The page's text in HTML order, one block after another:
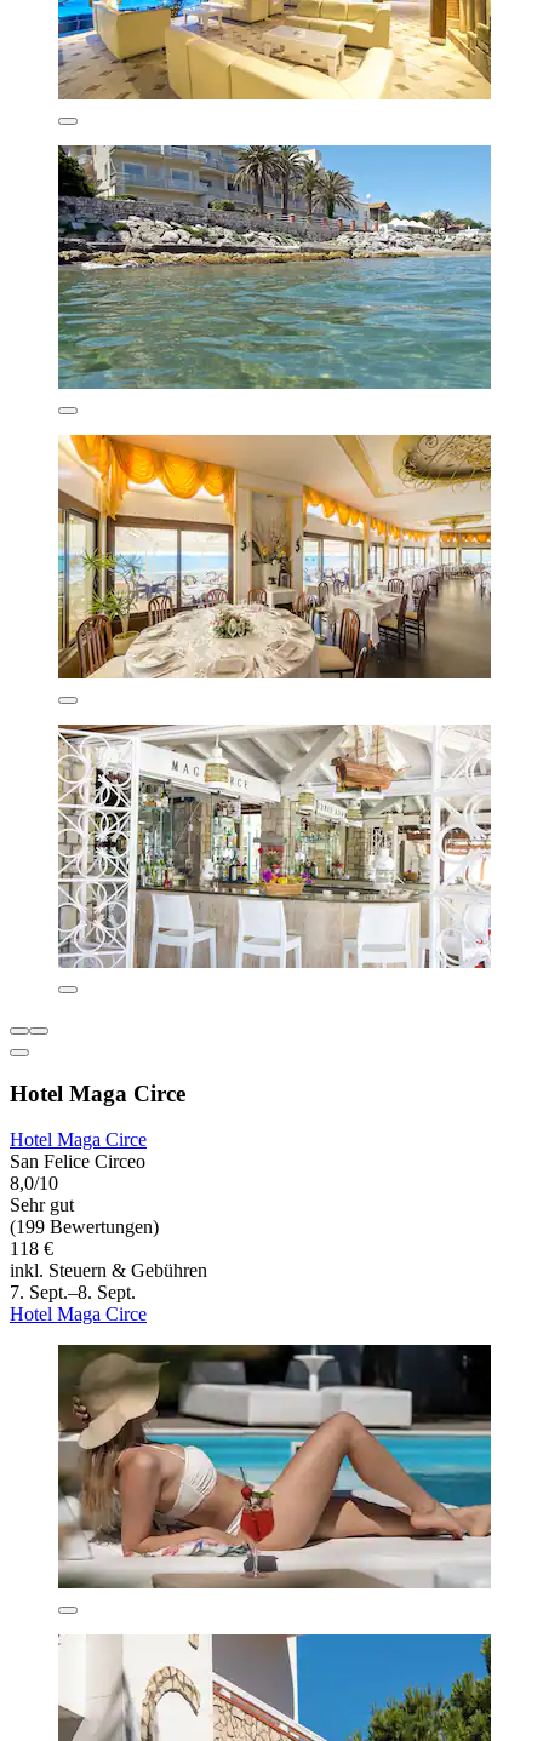
Hotel Maga Circe
Hotel Maga Circe
San Felice Circeo
8,0/10
Sehr gut
(199 Bewertungen)
118 €
inkl. Steuern & Gebühren
7. Sept.–8. Sept.
Hotel Maga Circe